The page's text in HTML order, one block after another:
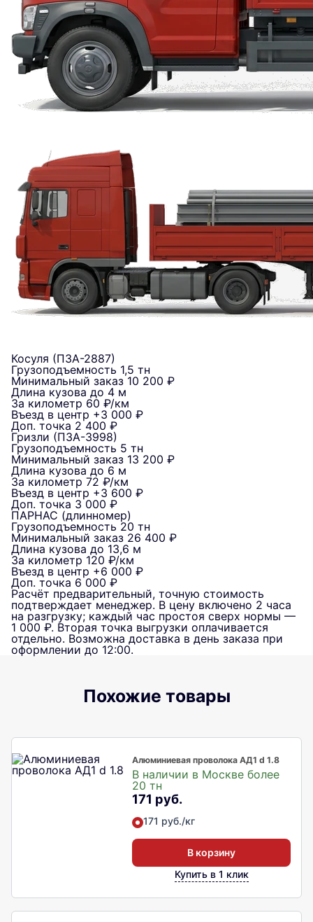
Косуля (ПЗА-2887)
Грузоподъемность 1,5 тн
Минимальный заказ 10 200 ₽
Длина кузова до 4 м
За километр 60 ₽/км
Въезд в центр +3 000 ₽
Доп. точка 2 400 ₽
Гризли (ПЗА-3998)
Грузоподъемность 5 тн
Минимальный заказ 13 200 ₽
Длина кузова до 6 м
За километр 72 ₽/км
Въезд в центр +3 600 ₽
Доп. точка 3 000 ₽
ПАРНАС (длинномер)
Грузоподъемность 20 тн
Минимальный заказ 26 400 ₽
Длина кузова до 13,6 м
За километр 120 ₽/км
Въезд в центр +6 000 ₽
Доп. точка 6 000 ₽
Расчёт предварительный, точную стоимость
подтверждает менеджер. В цену включено 2 часа
на разгрузку; каждый час простоя сверх нормы —
1 000 ₽. Вторая точка выгрузки оплачивается
отдельно. Возможна доставка в день заказа при
оформлении до 12:00.
Похожие товары
Алюминиевая проволока АД1 d 1.8
В наличии в Москве более
20 тн
171 руб.
171 руб./кг
В корзину
Купить в 1 клик